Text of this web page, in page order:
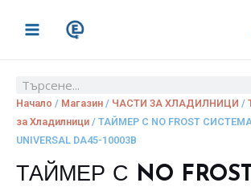
MENU
Search
Начало / Магазин / ЧАСТИ ЗА ХЛАДИЛНИЦИ /
за Хладилници / ТАЙМЕР С NO FROST
UNIVERSAL DA45-10003B
ТАЙМЕР С NO